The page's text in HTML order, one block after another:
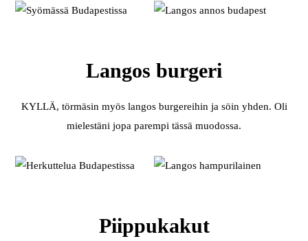
Langos burgeri
KYLLÄ, törmäsin myös langos burgereihin ja söin yhden. Oli
mielestäni jopa parempi tässä muodossa.
Piippukakut